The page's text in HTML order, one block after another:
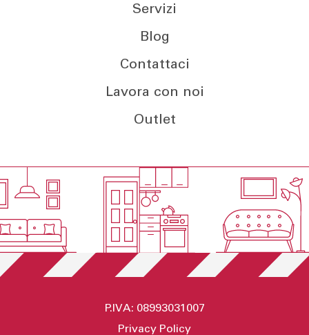
Servizi
Blog
Contattaci
Lavora con noi
Outlet
P.IVA: 08993031007
Privacy Policy